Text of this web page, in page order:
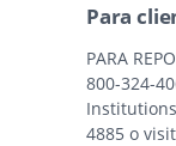
Para
PARA
800-324-
4885 o